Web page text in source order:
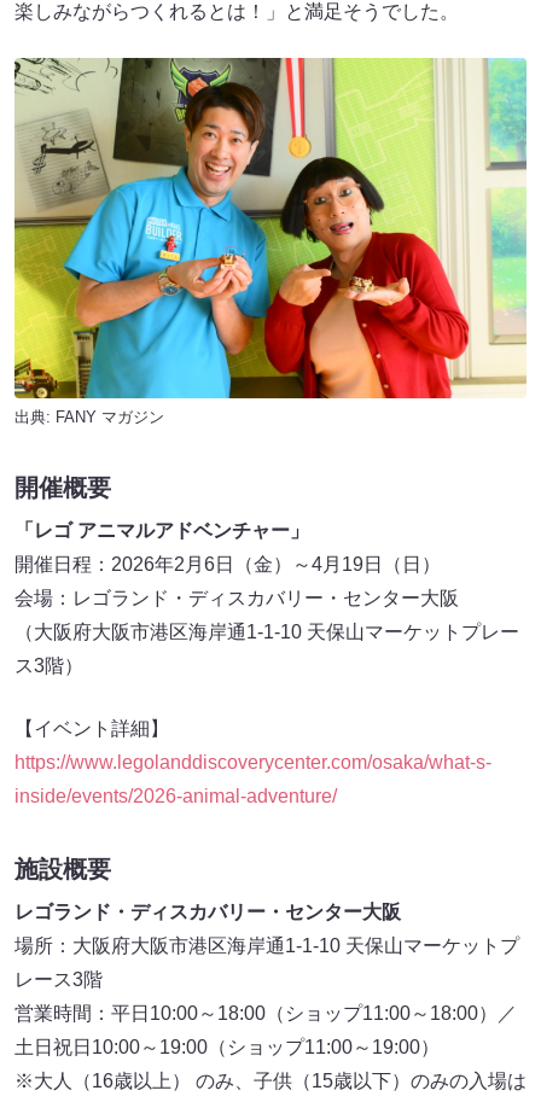
楽しみながらつくれるとは！」と満足そうでした。
出典: FANY マガジン
開催概要
「レゴ アニマルアドベンチャー」
開催日程：2026年2月6日（金）～4月19日（日）
会場：レゴランド・ディスカバリー・センター大阪
（大阪府大阪市港区海岸通1-1-10 天保山マーケットプレー
ス3階）
【イベント詳細】
https://www.legolanddiscoverycenter.com/osaka/what-s-
inside/events/2026-animal-adventure/
施設概要
レゴランド・ディスカバリー・センター大阪
場所：大阪府大阪市港区海岸通1-1-10 天保山マーケットプ
レース3階
営業時間：平日10:00～18:00（ショップ11:00～18:00）／
土日祝日10:00～19:00（ショップ11:00～19:00）
※大人（16歳以上） のみ、子供（15歳以下）のみの入場は